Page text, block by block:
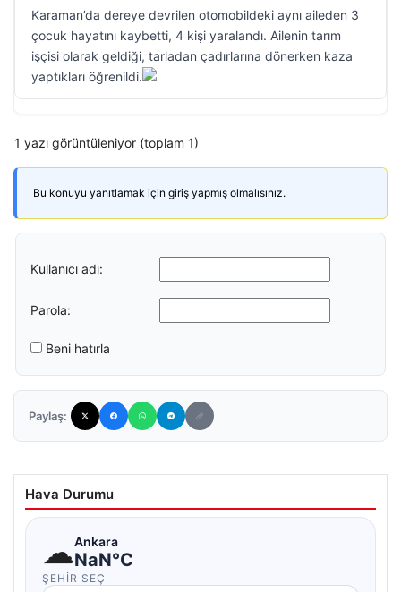
Karaman’da dereye devrilen otomobildeki aynı aileden 3
çocuk hayatını kaybetti, 4 kişi yaralandı. Ailenin tarım
işçisi olarak geldiği, tarladan çadırlarına dönerken kaza
yaptıkları öğrenildi.
1 yazı görüntüleniyor (toplam 1)
Bu konuyu yanıtlamak için giriş yapmış olmalısınız.
Kullanıcı adı:
Parola:
Beni hatırla
Paylaş:
Hava Durumu
☁Ankara
NaN°C
ŞEHIR SEÇ